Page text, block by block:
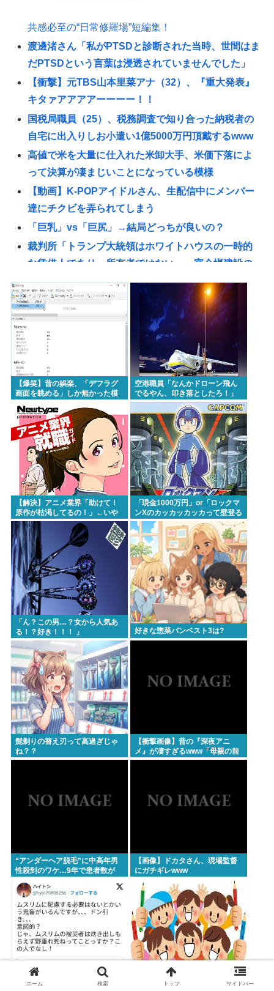
共感必至の“日常修羅場”短編集！
渡邊渚さん「私がPTSDと診断された当時、世間はま
だPTSDという言葉は浸透されていませんでした」
【衝撃】元TBS山本里菜アナ（32）、『重大発表』
キタァアアアアーーーー！！
国税局職員（25）、税務調査で知り合った納税者の
自宅に出入りしお小遣い1億5000万円頂戴するwww
高値で米を大量に仕入れた米卸大手、米価下落によ
って決算が凄まじいことになっている模様
【動画】K-POPアイドルさん、生配信中にメンバー
達にチクビを弄られてしまう
「巨乳」vs「巨尻」→結局どっちが良いの？
裁判所「トランプ大統領はホワイトハウスの一時的
な賃借人であり、所有者ではない」、宴会場建設の
工事差し止め命令
【朗報】菅直人元総理、再評価されるwww
ロシアがNATOの結束を試す可能性、米情報分析で判
【画像】たぬき顔の女の子ってなんであんな魅力的
なん？ 【Pickup07091607】
【衝撃】ちいかわ作者さん、総額30億超の大豪邸を
建てるwww
東浩紀さん、右からも左からも叩かれる「ポジショ
ントークをしないからこそ信頼できる」と擁護され
るwww
イチローの晩年(2011-2019)の成績、流石に擁護でき
ないwww
『ヤニねこ』新海誠、水島努、綾辻行人らクリエイ
ターが絶賛 過激描写はBPOでも議論に
避難所地獄と化す「ずっと同じ食べ物&断水でトイレ
流せず悪臭&床に直接就寝&コロナ感染」
Powered by livedoor 相互RSS
【爆笑】昔の娯楽、「デフラグ
画面を眺める」しか無かった模
空港職員「なんかドローン飛ん
でるやん、叩き落としたろ！」
→自爆ドローンだった事が判明
【解決】アニメ業界「助けて！
原作が枯渇してるの！」←いや
既存作品の2期やったら良いよ
ね？
「現金1000万円」or「ロックマ
ンXのカッカッカッカって壁登る
能力」
「ん？この男…？女から人気あ
る！？好き！！！ ️」
好きな惣菜パンベスト3は?
髭剃りの替え刃って高過ぎじゃ
ね？？
【衝撃画像】昔の『深夜アニ
メ』が凄すぎるwww「母親の前
でギリギリ見れる深夜アニメ」
“アンダーヘア脱毛”に中高年男
性殺到のワケ…9年で患者数が
200倍以上
【画像】ドカタさん、現場監督
にガチギレwww
【画像】へずまりゅう、熊本で
姉の友人、友人の姉、エ口いの
ホーム 検索 トップ サイドバー